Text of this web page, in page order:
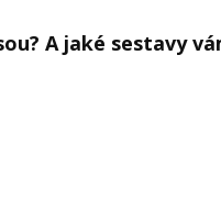
A jaké sestavy